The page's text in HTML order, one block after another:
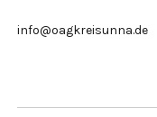
info@oagkreisunna.de